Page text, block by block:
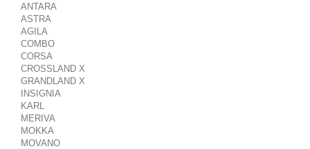
ANTARA
ASTRA
AGILA
COMBO
CORSA
CROSSLAND X
GRANDLAND X
INSIGNIA
KARL
MERIVA
MOKKA
MOVANO